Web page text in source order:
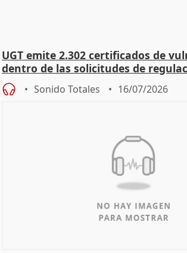
UGT emite 2.302 certificados de
dentro de las solicitudes de
Sonido Totales 16/07/2026